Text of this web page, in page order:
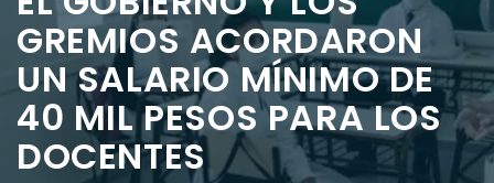
GREMIOS ACORDARON
UN SALARIO MÍNIMO DE
40 MIL PESOS PARA LOS
DOCENTES